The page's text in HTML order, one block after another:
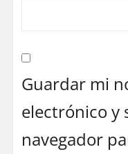
Guardar mi
electrónico y
navegador